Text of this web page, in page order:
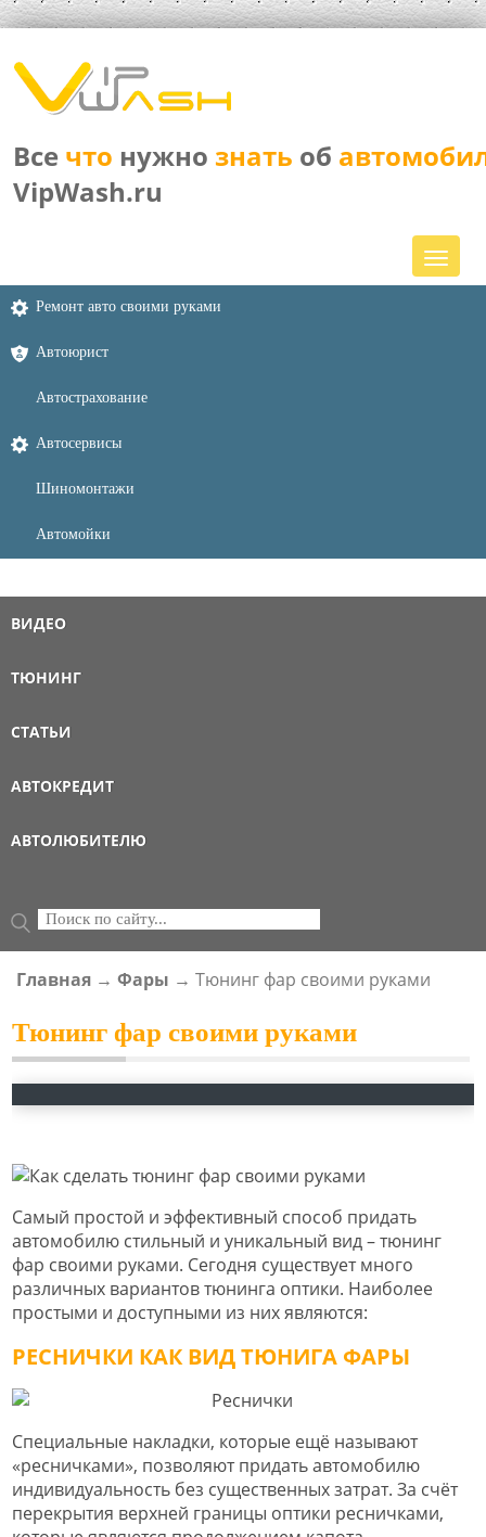
Все что нужно знать об
VipWash.ru
Ремонт авто своими руками
Автоюрист
Автострахование
Автосервисы
Шиномонтажи
Автомойки
ВИДЕО
ТЮНИНГ
СТАТЬИ
АВТОКРЕДИТ
АВТОЛЮБИТЕЛЮ
ФОРМА ПОИСКА
Поиск
Главная → Фары → Тюнинг фар своими руками
Тюнинг фар своими руками
Самый простой и эффективный способ придать
автомобилю стильный и уникальный вид – тюнинг
фар своими руками. Сегодня существует много
различных вариантов тюнинга оптики. Наиболее
простыми и доступными из них являются:
РЕСНИЧКИ КАК ВИД ТЮНИГА ФАРЫ
Специальные накладки, которые ещё называют
«ресничками», позволяют придать автомобилю
индивидуальность без существенных затрат. За счёт
перекрытия верхней границы оптики ресничками,